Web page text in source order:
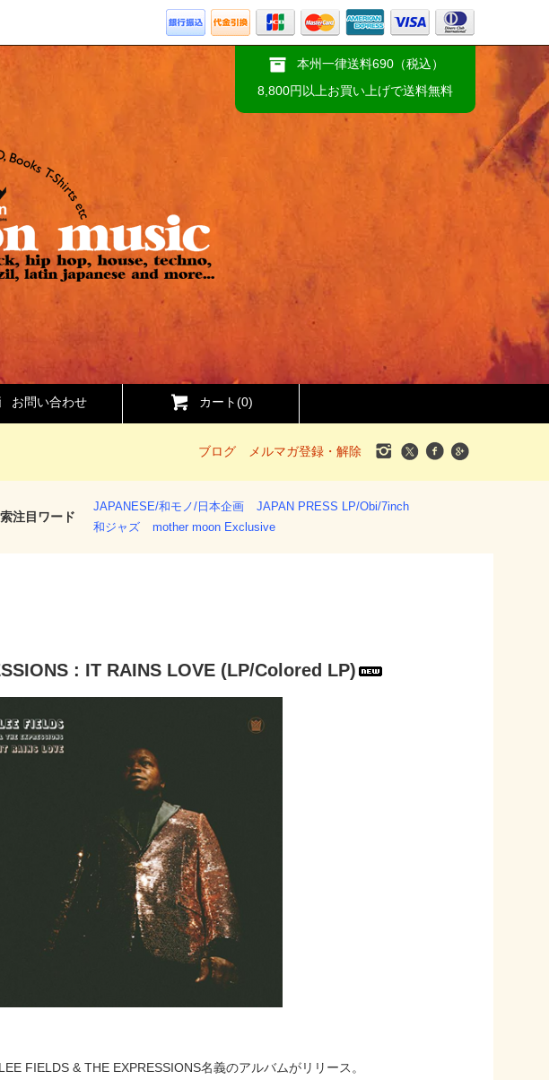
本州一律送料690（税込）
8,800円以上お買い上げで送料無料
お問い合わせ カート(0)
ブログ メルマガ登録・解除
注目ワード
JAPANESE/和モノ/日本企画
JAPAN PRESS LP/Obi/7inch
和ジャズ
mother moon Exclusive
: IT RAINS LOVE (LP/Colored LP)
FIELDS & THE EXPRESSIONS名義のアルバムがリリース。